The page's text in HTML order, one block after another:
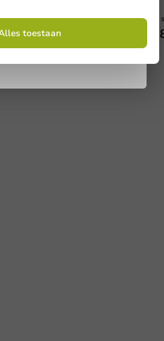
1000
€
toestaan
ga je akkoord met de
voorwaarden